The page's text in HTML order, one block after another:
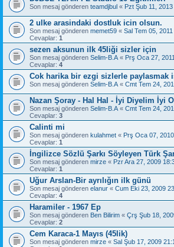
Son mesaj gönderen teamdjbul « Pzt Şub 11,
2 ulke arasindaki dostluk icin olsun.
Son mesaj gönderen memet59 « Sal Tem 05,
Cevaplar: 1
sezen aksunun ilk 45liği sizler için
Son mesaj gönderen Selim-B.A « Prş Oca 27,
Cevaplar: 4
Cok harika bir ezgi sizlerle paylasmak
Son mesaj gönderen Selim-B.A « Cmt Tem 24,
Nazan Şoray - Hal Hal - İyi Diyelim İyi
Son mesaj gönderen Selim-B.A « Cmt Tem 24,
Cevaplar: 3
Calinti mi
Son mesaj gönderen kulahmet « Prş Oca 07,
Cevaplar: 1
İngilizce Sözlü Şarkı Söyleyen Türk
Son mesaj gönderen mirze « Pzr Ara 27, 2009
Cevaplar: 1
Uğur Arslan-Bir ayrılığın ilk günü
Son mesaj gönderen elanur « Cum Eki 23, 2009
Cevaplar: 4
Haramiler - 1967 Ep
Son mesaj gönderen Ben Bilirim « Çrş Şub 18,
Cevaplar: 2
Cem Karaca-1 Mayıs (45lik)
Son mesaj gönderen mirze « Sal Şub 17, 2009